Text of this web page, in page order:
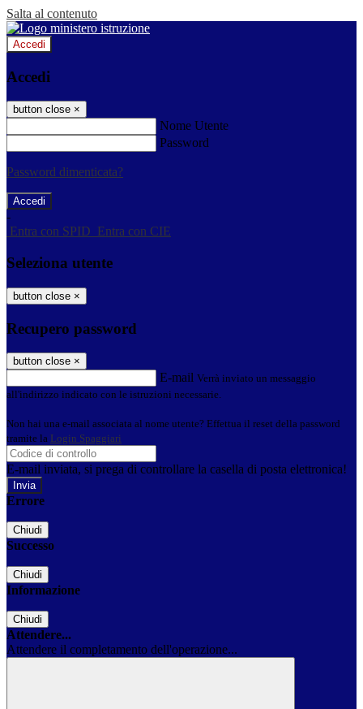
Salta al contenuto
Accedi
Accedi
button close ×
Nome Utente
Password
Password dimenticata?
-
Entra con SPID Entra con CIE
Seleziona utente
button close ×
Recupero password
button close ×
E-mail Verrà inviato un messaggio
all'indirizzo indicato con le istruzioni necessarie.
Non hai una e-mail associata al nome utente? Effettua il reset della password
tramite la Login Spaggiari
E-mail inviata, si prega di controllare la casella di posta elettronica!
Errore
Chiudi
Successo
Chiudi
Informazione
Chiudi
Attendere...
Attendere il completamento dell'operazione...